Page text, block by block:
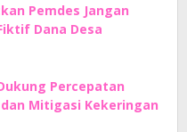
Pemdes Jangan
Dana Desa
Percepatan
Mitigasi Kekeringan